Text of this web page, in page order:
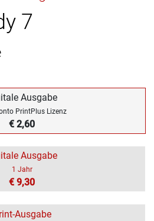
7
Ausgabe
PrintPlus Lizenz
€ 2,60
Ausgabe
1 Jahr
€ 9,30
Ausgabe